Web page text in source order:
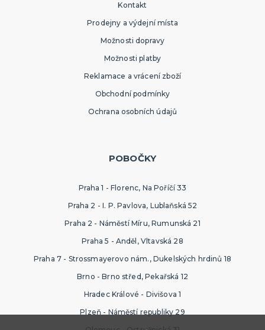
Kontakt
Prodejny a výdejní místa
Možnosti dopravy
Možnosti platby
Reklamace a vrácení zboží
Obchodní podmínky
Ochrana osobních údajů
POBOČKY
Praha 1 - Florenc, Na Poříčí 33
Praha 2 - I. P. Pavlova, Lublaňská 52
Praha 2 - Náměstí Míru, Rumunská 21
Praha 5 - Anděl, Vltavská 28
Praha 7 - Strossmayerovo nám., Dukelských hrdinů 18
Brno - Brno střed, Pekařská 12
Hradec Králové - Divišova 1
Plzeň - Náměstí republiky 29